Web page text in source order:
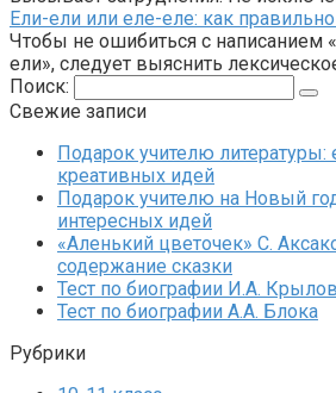
Ели-ели или еле-еле: как правильно
Чтобы не ошибиться с написанием
ели», следует выяснить
Поиск:
Свежие записи
Подарок учителю
креативных идей
Подарок учителю на Новый
интересных идей
«Аленький цветочек» С.
содержание сказки
Тест по биографии И.А.
Тест по биографии А.А. Блока
Рубрики